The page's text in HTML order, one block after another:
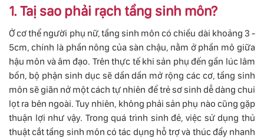
1. Taị sao phải rạch tầng sinh môn?
Ở cơ thể người phụ nữ, tầng sinh môn có chiều dài khoảng 3 -
5cm, chính là phần nông của sàn chậu, nằm ở phần mô giữa
hậu môn và âm đạo. Trên thực tế khi sản phụ đến gần lúc lâm
bồn, bộ phận sinh dục sẽ dần dần mở rộng các cơ, tầng sinh
môn sẽ giãn nở một cách tự nhiên để trẻ sơ sinh dễ dàng chui
lọt ra bên ngoài. Tuy nhiên, không phải sản phụ nào cũng gặp
thuận lợi như vậy. Trong quá trình sinh đẻ, việc sử dụng thủ
thuật cắt tầng sinh môn có tác dụng hỗ trợ và thúc đẩy nhanh